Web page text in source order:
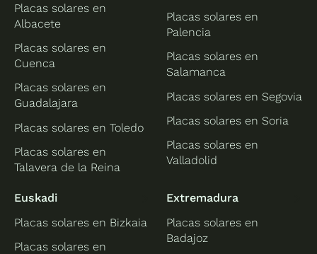
Placas solares en
Albacete
Placas solares en
Cuenca
Placas solares en
Guadalajara
Placas solares en Toledo
Placas solares en
Talavera de la Reina
Placas solares en
Palencia
Placas solares en
Salamanca
Placas solares en Segovia
Placas solares en Soria
Placas solares en
Valladolid
Euskadi
Placas solares en Bizkaia
Placas solares en
Extremadura
Placas solares en
Badajoz